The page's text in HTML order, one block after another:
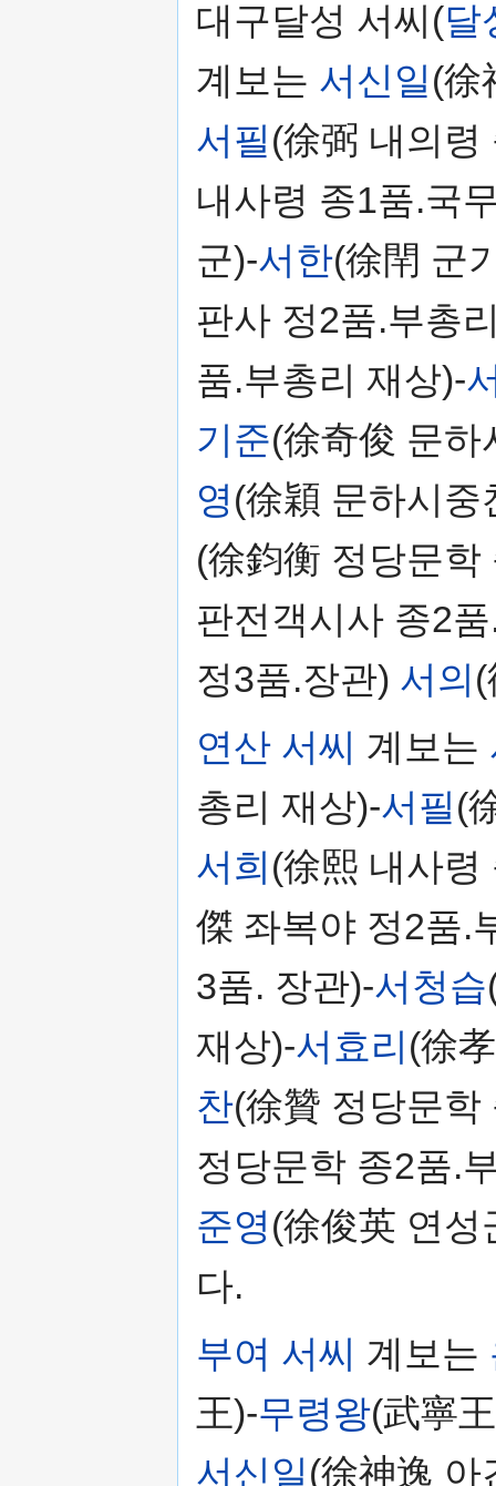
대구달성 서씨(달
계보는 서신일(徐
서필(徐弼 내의령
내사령 종1품.국
군)-서한(徐閈 군
판사 정2품.부총
품.부총리 재상)-
기준(徐奇俊 문하
영(徐穎 문하시
(徐鈞衡 정당문
판전객시사 종2
정3품.장관) 서의
연산 서씨 계보는
총리 재상)-서필(
서희(徐熙 내사령
傑 좌복야 정2품.
3품. 장관)-서청습
재상)-서효리(徐
찬(徐贊 정당문학
정당문학 종2품.
준영(徐俊英 연
다.
부여 서씨 계보는
王)-무령왕(武寧
서신일(徐神逸 아